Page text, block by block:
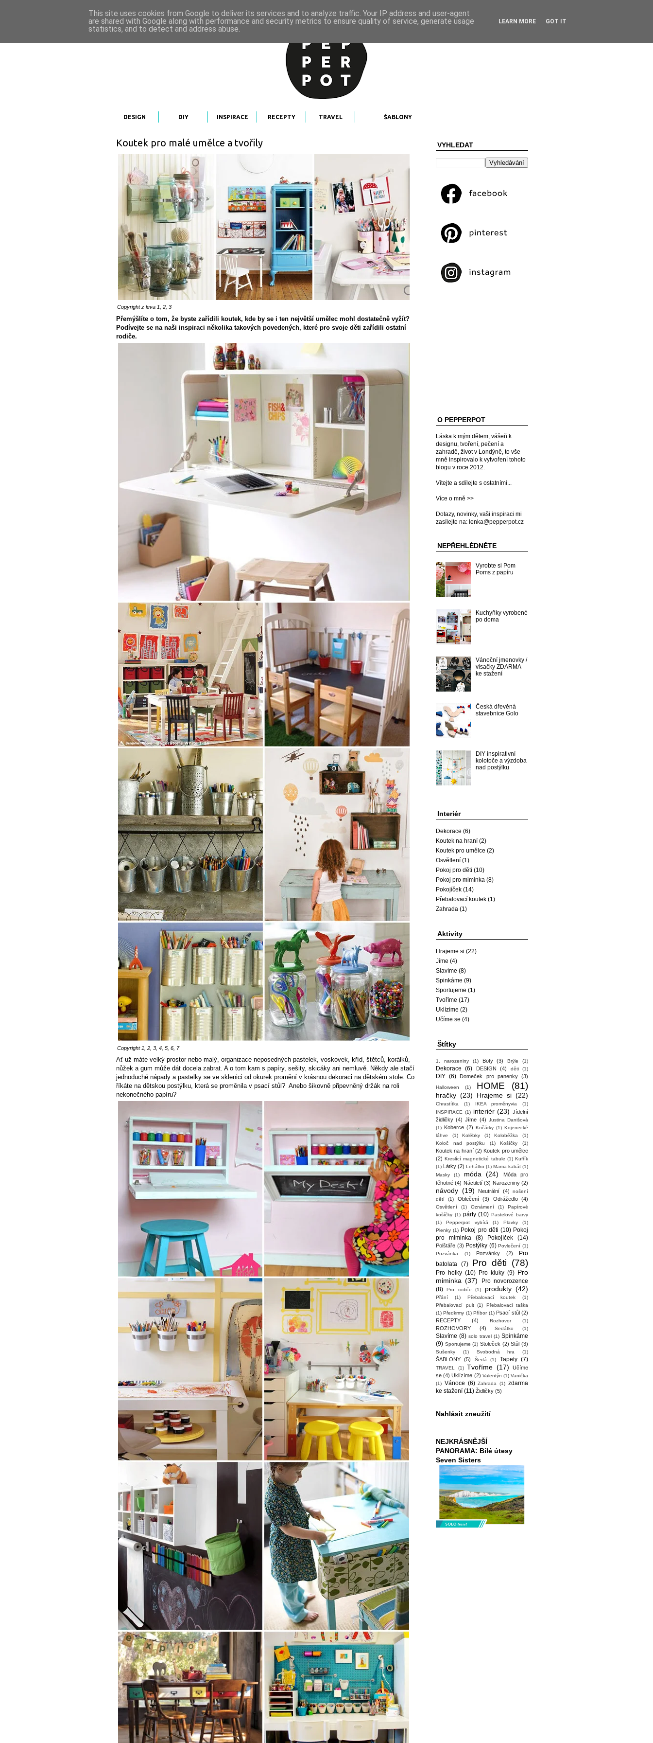
DESIGN DIY INSPIRACE RECEPTY TRAVEL ŠABLONY
Koutek pro malé umělce a tvořily
Copyright z leva 1 2 3
Přemýšlíte o tom, že byste zařídili koutek, kde by se i ten největší umělec mohl dostatečně vyžít?
Podívejte se na naši inspiraci několika takových povedených, které pro svoje děti zařídili ostatní
rodiče.
Copyright 1 2 3 4 5 6 7
Ať už máte velký prostor nebo malý, organizace neposedných pastelek, voskovek, kříd, štětců, korálků,
nůžek a gum může dát docela zabrat. A o tom kam s papíry, sešity, skicáky ani nemluvě. Někdy ale stačí
jednoduché nápady a pastelky se ve sklenici od okurek promění v krásnou dekoraci na dětském stole. Co
říkáte na dětskou postýlku, která se proměnila v psací stůl? Anebo šikovně připevněný držák na roli
nekonečného papíru?
VYHLEDAT
O PEPPERPOT
Láska k mým dětem, vášeň k
designu, tvoření, pečení a
zahradě, život v Londýně, to vše
mně inspirovalo k vytvoření tohoto
blogu v roce 2012.
Vítejte a sdílejte s ostatními...
Více o mně >>
Dotazy, novinky, vaši inspiraci mi
zasílejte na: lenka@pepperpot.cz
NEPŘEHLÉDNĚTE
Vyrobte si Pom
Poms z papíru
Kuchyňky vyrobené
po doma
Vánoční jmenovky /
visačky ZDARMA
ke stažení
Česká dřevěná
stavebnice Golo
DIY inspirativní
kolotoče a výzdoba
nad postýlku
Interiér
Dekorace (6)
Koutek na hraní (2)
Koutek pro umělce (2)
Osvětlení (1)
Pokoj pro děti (10)
Pokoj pro miminka (8)
Pokojíček (14)
Přebalovací koutek (1)
Zahrada (1)
Aktivity
Hrajeme si (22)
Jíme (4)
Slavíme (8)
Spinkáme (9)
Sportujeme (1)
Tvoříme (17)
Uklízíme (2)
Učíme se (4)
Štítky
1. narozeniny (1) Boty (3) Brýle (1)
Dekorace (6) DESIGN (4) děti (1)
DIY (6) Domeček pro panenky (3)
Halloween (1) HOME (81)
hračky (23) Hrajeme si (22)
Chrastítka (1) IKEA proměnyvia
(1)
INSPIRACE (1) interiér (23) Jídelní
židličky (4) Jíme (4) Justina Danišová
(1) Koberce (2) Kočárky (1) Kojenecké
láhve
(1) Kolébky (1) Koloběžka
(1)
Koloč nad postýlku
(1) Košíčky (1)
Koutek na hraní (2) Koutek pro umělce
(2) Kreslící magnetické tabule (1) Kufřík
(1) Látky (2) Lehátko (1) Mama kabát (1)
Masky
(1) móda (24)
Móda pro
těhotné (4) Náctiletí (3) Narozeniny (2)
návody (19) Neutrální (4)
nošení
dětí
(1) Oblečení (3) Odrážedlo (4)
Osvětlení (1) Oznámení (1)
Papírové
košíčky (1) párty (10) Pastelové barvy
(1)
Pepperpot vybírá (1) Plavky
(1)
Plenky (1) Pokoj pro děti (10) Pokoj
pro miminka
(8) Pokojíček (14)
Polštáře (3) Postýlky (6) Povlečení (1)
Pozvánka
(1) Pozvánky (2)
Pro
batolata
(7) Pro děti (78)
Pro holky (10) Pro kluky (9) Pro
miminka (37)
Pro novorozence
(8)
Pro rodiče (1) produkty (42)
Přání (1) Přebalovací koutek
(1)
Přebalovací pult (1)
Přebalovací taška
(1) Předkrmy (1) Příbor (1) Psací stůl (2)
RECEPTY
(4) Rozhovor (1)
ROZHOVORY (4) Sedátko (1)
Slavíme (8) solo travel (1) Spinkáme
(9) Sportujeme (1) Stoleček (2) Stůl (3)
Sušenky (1) Svobodná hra (1)
ŠABLONY (5) Šedá (1) Tapety (7)
TRAVEL (1) Tvoříme (17)
Učíme
se (4) Uklízíme (2) Valentýn (1) Vanička
(1) Vánoce (6) Zahrada (1) zdarma
ke stažení (11) Židličky (5)
Nahlásit zneužití
NEJKRÁSNĚJŠÍ
PANORAMA: Bílé útesy
Seven Sisters
This site uses cookies from Google to deliver its services and to analyze traffic. Your IP address and user-agent
are shared with Google along with performance and security metrics to ensure quality of service, generate usage
statistics, and to detect and address abuse.
LEARN MORE GOT IT